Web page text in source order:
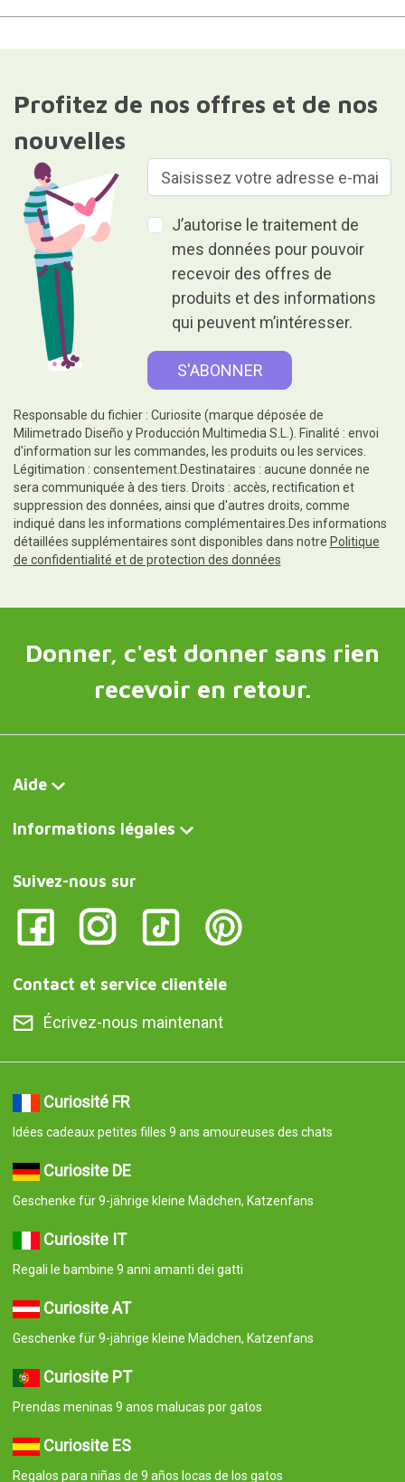
Profitez de nos offres et de nos
nouvelles
J’autorise le traitement de
mes données pour pouvoir
recevoir des offres de
produits et des informations
qui peuvent m’intéresser.
Responsable du fichier : Curiosite (marque déposée de
Milimetrado Diseño y Producción Multimedia S.L.). Finalité : envoi
d'information sur les commandes, les produits ou les services.
Légitimation : consentement.Destinataires : aucune donnée ne
sera communiquée à des tiers. Droits : accès, rectification et
suppression des données, ainsi que d'autres droits, comme
indiqué dans les informations complémentaires.Des informations
détaillées supplémentaires sont disponibles dans notre Politique
de confidentialité et de protection des données
Donner, c'est donner sans rien
recevoir en retour.
Aide
Informations légales
Suivez-nous sur
Contact et service clientèle
Écrivez-nous maintenant
Curiosité FR
Idées cadeaux petites filles 9 ans amoureuses des chats
Curiosite DE
Geschenke für 9-jährige kleine Mädchen, Katzenfans
Curiosite IT
Regali le bambine 9 anni amanti dei gatti
Curiosite AT
Geschenke für 9-jährige kleine Mädchen, Katzenfans
Curiosite PT
Prendas meninas 9 anos malucas por gatos
Curiosite ES
Regalos para niñas de 9 años locas de los gatos